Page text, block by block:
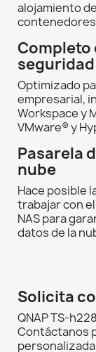
alojamiento
Completo
seguridad
Optimizado
empresarial,
Workspace y
VMware® y
Pasarela
nube
Hace posible
trabajar con
NAS para
datos de la
Solicita
QNAP TS-
Contáctanos